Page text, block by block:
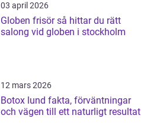
03 april 2026
Globen frisör så hittar du rätt
salong vid globen i stockholm
12 mars 2026
Botox lund fakta, förväntningar
och vägen till ett naturligt resultat